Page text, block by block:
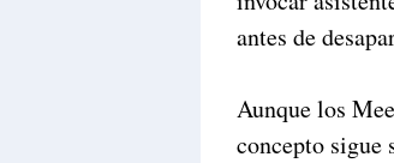
antes de
Aunque los
concepto sigue